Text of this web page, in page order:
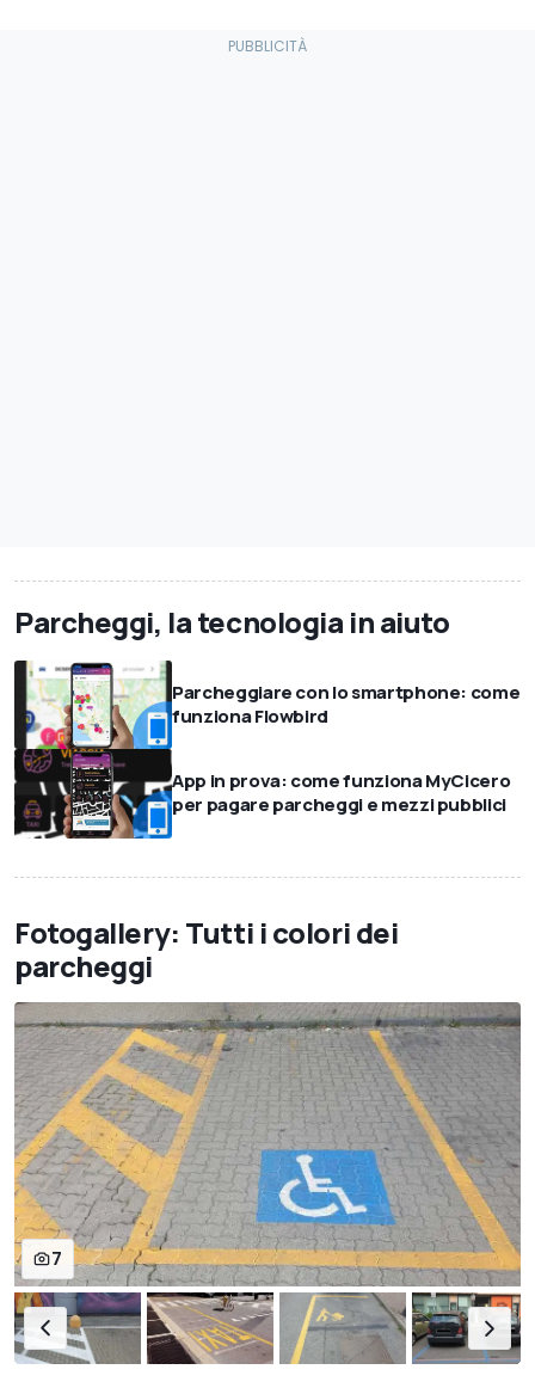
Parcheggi, la tecnologia in aiuto
Parcheggiare con lo smartphone: come
funziona Flowbird
App in prova: come funziona MyCicero
per pagare parcheggi e mezzi pubblici
Fotogallery: Tutti i colori dei
parcheggi
7